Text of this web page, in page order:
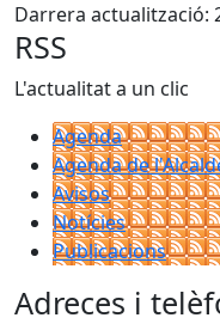
Darrera actualització:
RSS
L'actualitat a un clic
Agenda
Agenda de
Avisos
Notícies
Publicacions
Adreces i